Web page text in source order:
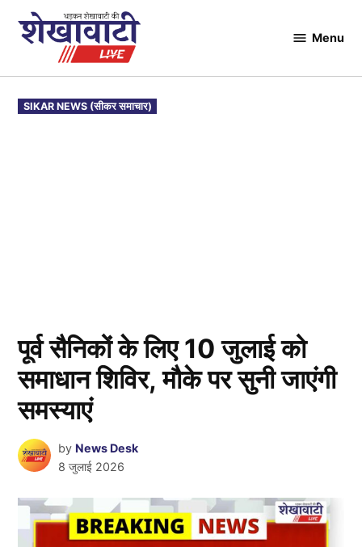
Menu
POSTED
IN
SIKAR NEWS (सीकर समाचार)
पूर्व सैनिकों के लिए 10 जुलाई को
समाधान शिविर, मौके पर सुनी जाएंगी
समस्याएं
by News Desk
8 जुलाई 2026